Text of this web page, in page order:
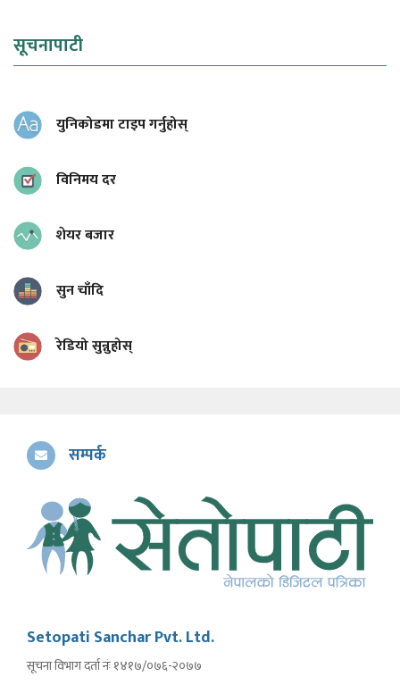
सूचनापाटी
युनिकोडमा टाइप गर्नुहोस्
विनिमय दर
शेयर बजार
सुन चाँदि
रेडियो सुन्नुहोस्
सम्पर्क
Setopati Sanchar Pvt. Ltd.
सूचना विभाग दर्ता नंः १४१७/०७६-२०७७